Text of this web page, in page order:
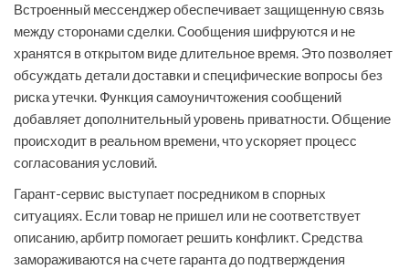
Встроенный мессенджер обеспечивает защищенную связь
между сторонами сделки. Сообщения шифруются и не
хранятся в открытом виде длительное время. Это позволяет
обсуждать детали доставки и специфические вопросы без
риска утечки. Функция самоуничтожения сообщений
добавляет дополнительный уровень приватности. Общение
происходит в реальном времени, что ускоряет процесс
согласования условий.
Гарант-сервис выступает посредником в спорных
ситуациях. Если товар не пришел или не соответствует
описанию, арбитр помогает решить конфликт. Средства
замораживаются на счете гаранта до подтверждения